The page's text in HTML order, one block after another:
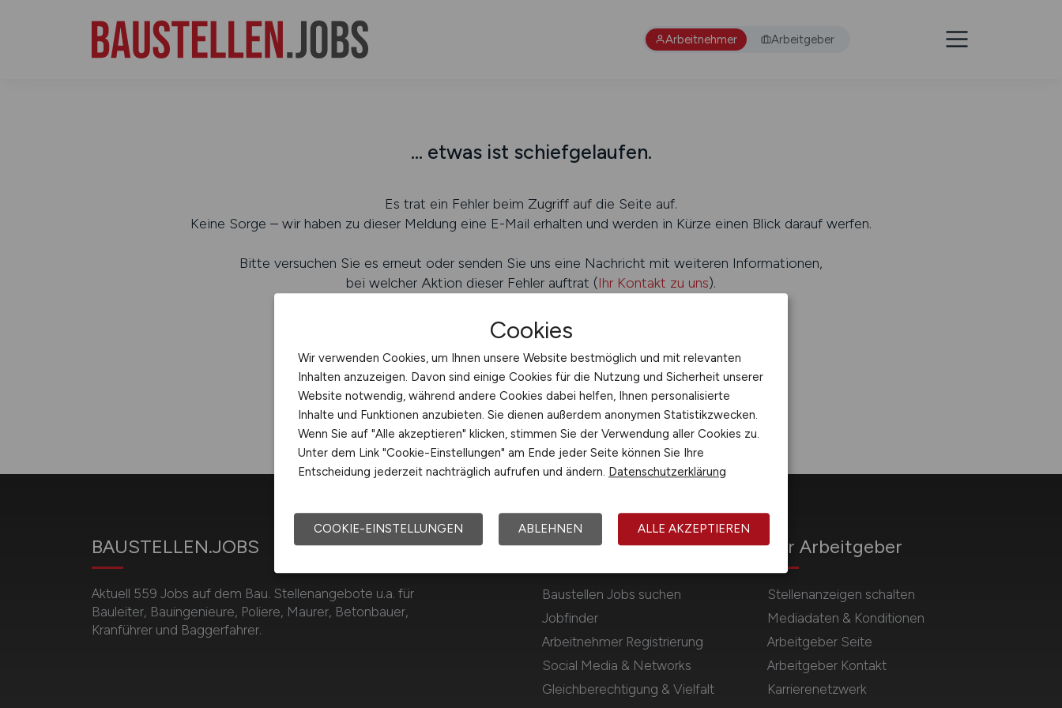
Arbeitnehmer Arbeitgeber
... etwas ist schiefgelaufen.
Es trat ein Fehler beim Zugriff auf die Seite auf.
Keine Sorge – wir haben zu dieser Meldung eine E-Mail erhalten und werden in Kürze einen Blick darauf werfen.
Bitte versuchen Sie es erneut oder senden Sie uns eine Nachricht mit weiteren Informationen,
bei welcher Aktion dieser Fehler auftrat (Ihr Kontakt zu uns).
BAUSTELLEN.JOBS
Aktuell 559 Jobs auf dem Bau. Stellenangebote u.a. für
Bauleiter, Bauingenieure, Poliere, Maurer, Betonbauer,
Kranführer und Baggerfahrer.
Für Arbeitnehmer
Baustellen Jobs suchen
Jobfinder
Arbeitnehmer Registrierung
Social Media & Networks
Gleichberechtigung & Vielfalt
Für Arbeitgeber
Stellenanzeigen schalten
Mediadaten & Konditionen
Arbeitgeber Seite
Arbeitgeber Kontakt
Karrierenetzwerk
Cookies
Wir verwenden Cookies, um Ihnen unsere Website bestmöglich und mit relevanten
Inhalten anzuzeigen. Davon sind einige Cookies für die Nutzung und Sicherheit unserer
Website notwendig, während andere Cookies dabei helfen, Ihnen personalisierte
Inhalte und Funktionen anzubieten. Sie dienen außerdem anonymen Statistikzwecken.
Wenn Sie auf "Alle akzeptieren" klicken, stimmen Sie der Verwendung aller Cookies zu.
Unter dem Link "Cookie-Einstellungen" am Ende jeder Seite können Sie Ihre
Entscheidung jederzeit nachträglich aufrufen und ändern. Datenschutzerklärung
COOKIE-EINSTELLUNGEN ABLEHNEN ALLE AKZEPTIEREN